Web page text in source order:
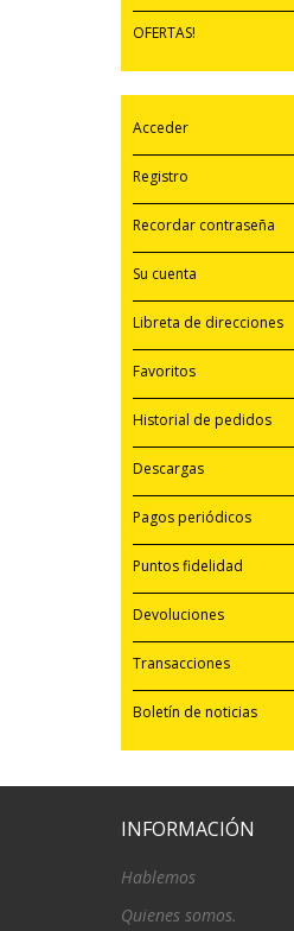
OFERTAS!
Acceder
Registro
Recordar contraseña
Su cuenta
Libreta de direcciones
Favoritos
Historial de pedidos
Descargas
Pagos periódicos
Puntos fidelidad
Devoluciones
Transacciones
Boletín de noticias
INFORMACIÓN
Hablemos
Quienes somos.